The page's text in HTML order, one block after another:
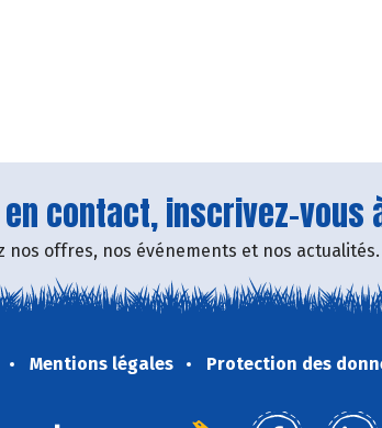
contact, inscrivez-vous
nos offres, nos événements et nos actualités.
Mentions légales Protection des